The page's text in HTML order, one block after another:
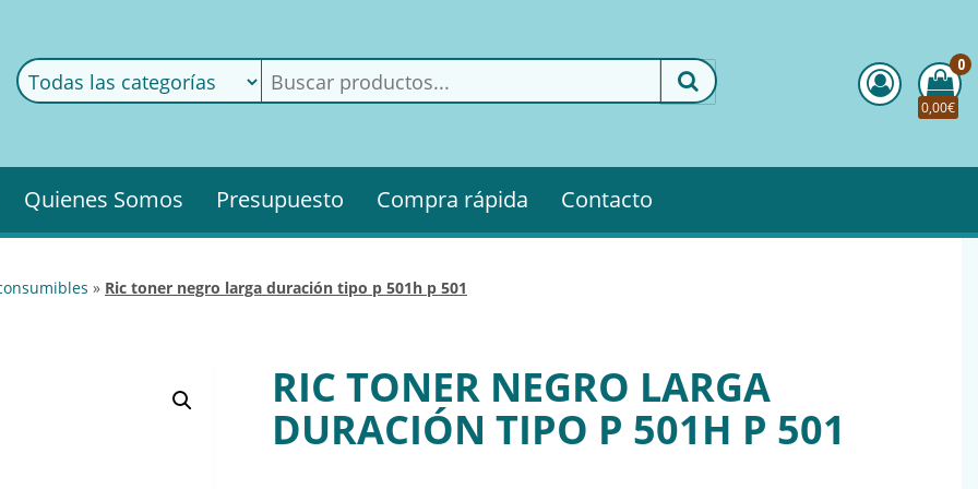
0
0,00€
Quienes Somos Presupuesto Compra rápida Contacto
» ric toner negro larga duración tipo p 501h p 501
RIC TONER NEGRO LARGA
DURACIÓN TIPO P 501H P 501